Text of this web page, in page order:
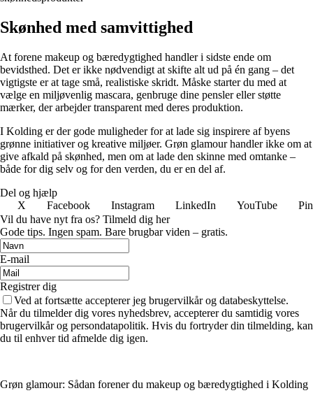
Skønhed med samvittighed
At forene makeup og bæredygtighed handler i sidste ende om
bevidsthed. Det er ikke nødvendigt at skifte alt ud på én gang – det
vigtigste er at tage små, realistiske skridt. Måske starter du med at
vælge en miljøvenlig mascara, genbruge dine pensler eller støtte
mærker, der arbejder transparent med deres produktion.
I Kolding er der gode muligheder for at lade sig inspirere af byens
grønne initiativer og kreative miljøer. Grøn glamour handler ikke om at
give afkald på skønhed, men om at lade den skinne med omtanke –
både for dig selv og for den verden, du er en del af.
Del og hjælp
X
Facebook Instagram LinkedIn YouTube
Vil du have nyt fra os? Tilmeld dig her
Gode tips. Ingen spam. Bare brugbar viden – gratis.
E-mail
Registrer dig
Ved at fortsætte accepterer jeg brugervilkår og databeskyttelse.
Når du tilmelder dig vores nyhedsbrev, accepterer du samtidig vores
brugervilkår og persondatapolitik. Hvis du fortryder din tilmelding, kan
du til enhver tid afmelde dig igen.
Grøn glamour: Sådan forener du makeup og bæredygtighed i Kolding